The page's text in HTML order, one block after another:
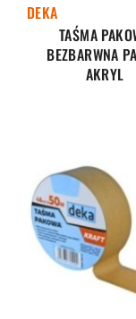
DEKA
TAŚMA
BEZBARWNA
AKRYL